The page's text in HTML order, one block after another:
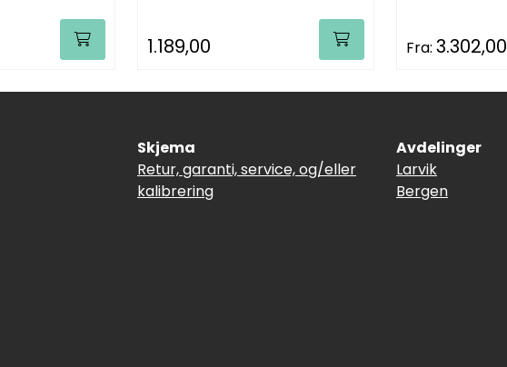
1.189,00 Fra: 3.302,00
Skjema
Retur, garanti, service, og/eller
kalibrering
Avdelinger
Larvik
Bergen